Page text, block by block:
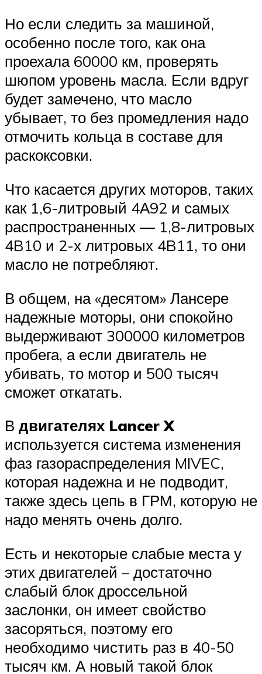
Но если следить за машиной,
особенно после того, как она
проехала 60000 км, проверять
шюпом уровень масла. Если вдруг
будет замечено, что масло
убывает, то без промедления надо
отмочить кольца в составе для
раскоксовки.
Что касается других моторов, таких
как 1,6-литровый 4А92 и самых
распространенных — 1,8-литровых
4B10 и 2-х литровых 4B11, то они
масло не потребляют.
В общем, на «десятом» Лансере
надежные моторы, они спокойно
выдерживают 300000 километров
пробега, а если двигатель не
убивать, то мотор и 500 тысяч
сможет откатать.
В двигателях Lancer X
используется система изменения
фаз газораспределения MIVEC,
которая надежна и не подводит,
также здесь цепь в ГРМ, которую не
надо менять очень долго.
Есть и некоторые слабые места у
этих двигателей – достаточно
слабый блок дроссельной
заслонки, он имеет свойство
засоряться, поэтому его
необходимо чистить раз в 40-50
тысяч км. А новый такой блок